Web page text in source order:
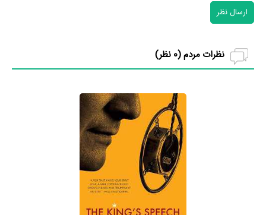
ارسال نظر
نظرات مردم (0 نظر)